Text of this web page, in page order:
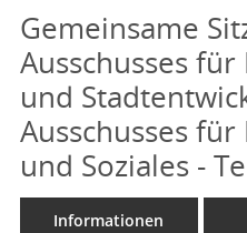
Gemeinsame
Ausschusses
und
Ausschusses
und Soziales -
Informationen